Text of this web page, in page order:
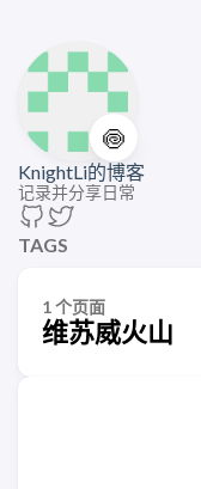
🍥
KnightLi的博客
记录并分享日常
TAGS
1 个页面
维苏威火山